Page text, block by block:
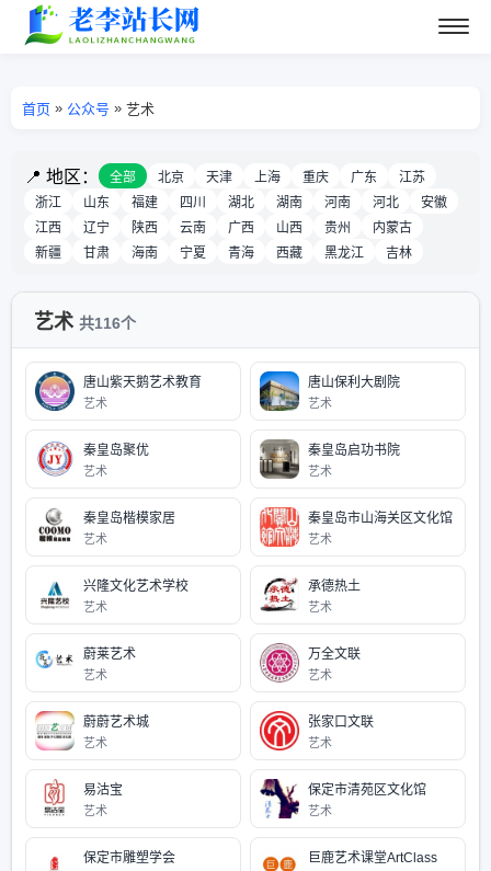
首页 » 公众号 » 艺术
📍 地区： 全部 北京 天津 上海 重庆 广东
江苏
浙江
山东 福建 四川 湖北 湖南 河南 河北
安徽
江西
辽宁 陕西 云南 广西 山西 贵州
内蒙古
新疆
甘肃 海南 宁夏 青海 西藏 黑龙江 吉林
艺术 共116个
唐山紫天鹅艺术教育
艺术
唐山保利大剧院
艺术
秦皇岛聚优
艺术
秦皇岛启功书院
艺术
秦皇岛楷模家居
艺术
秦皇岛市山海关区文化馆
艺术
兴隆文化艺术学校
艺术
承德热土
艺术
蔚莱艺术
艺术
万全文联
艺术
蔚蔚艺术城
艺术
张家口文联
艺术
易沽宝
艺术
保定市清苑区文化馆
艺术
保定市雕塑学会 巨鹿艺术课堂ArtClass